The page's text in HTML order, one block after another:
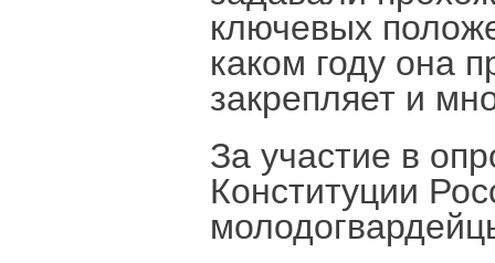
ключевых
каком году она
закрепляет и
За участие в
Конституции